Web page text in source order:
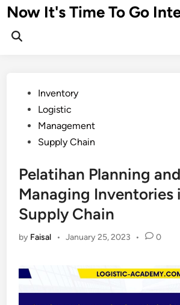
Skip
to
content
Now It's Time To Go
PostedInventory
Logistic
Management
Supply Chain
Pelatihan Planning and
Managing Inventories
Supply Chain
by Faisal • January 25, 2023 • 0